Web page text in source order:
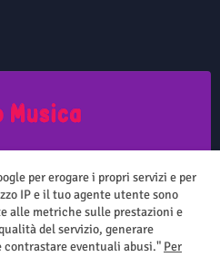
Non può pertanto considerarsi
legge n.62 del 7.03.2001
per erogare i propri servizi e per
IP e il tuo agente utente sono
alle metriche sulle prestazioni e
del servizio, generare
eventuali abusi." Per